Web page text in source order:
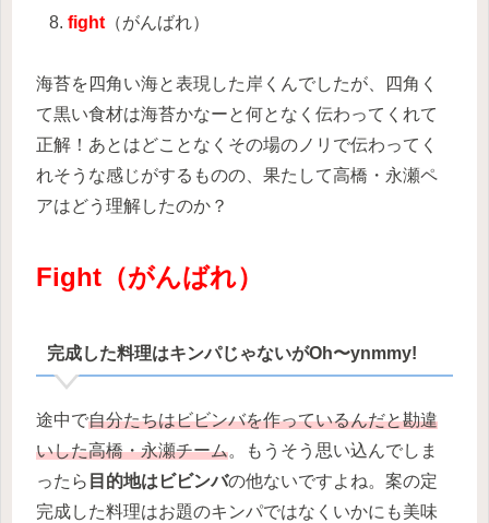
fight （がんばれ）
海苔を四角い海と表現した岸くんでしたが、四角く
て黒い食材は海苔かなーと何となく伝わってくれて
正解！あとはどことなくその場のノリで伝わってく
れそうな感じがするものの、果たして高橋・永瀬ペ
アはどう理解したのか？
Fight（がんばれ）
完成した料理はキンパじゃないがOh〜ynmmy!
途中で自分たちはビビンバを作っているんだと勘違
いした高橋・永瀬チーム。もうそう思い込んでしま
ったら 目的地はビビンバの他ないですよね。案の定
完成した料理はお題のキンパではなくいかにも美味